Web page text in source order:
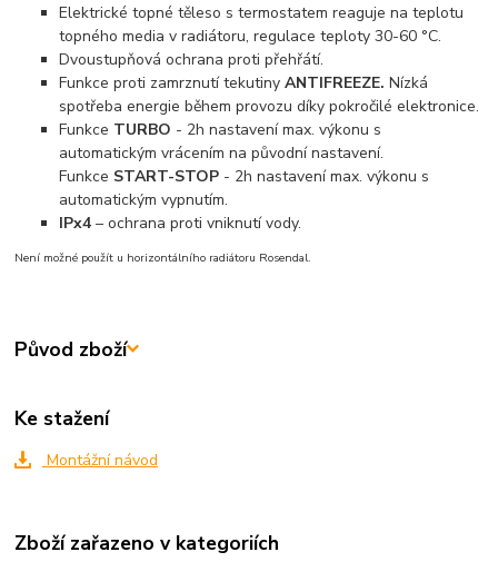
Elektrické topné těleso s termostatem reaguje na teplotu
topného media v radiátoru, regulace teploty 30-60 °C.
Dvoustupňová ochrana proti přehřátí.
Funkce proti zamrznutí tekutinyANTIFREEZE. Nízká
spotřeba energie během provozu díky pokročilé elektronice.
Funkce TURBO - 2h nastavení max. výkonu s
automatickým vrácením na původní nastavení.
Funkce START-STOP - 2h nastavení max. výkonu s
automatickým vypnutím.
IPx4 – ochrana proti vniknutí vody.
Není možné použít u horizontálního radiátoru Rosendal.
Původ zboží
Ke stažení
Montážní návod
Zboží zařazeno v kategoriích